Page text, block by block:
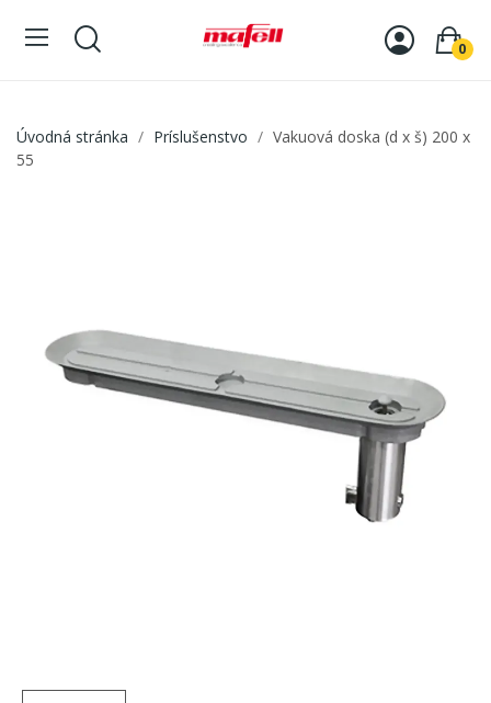
0
Úvodná stránka Príslušenstvo
Vakuová doska (d x š) 200 x
55